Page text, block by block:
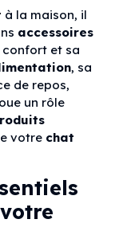
à la maison, il
accessoires
et sa
, sa
de repos,
un rôle
votre chat